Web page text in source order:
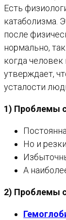
Есть
катаболизма.
после
нормально,
когда
утверждает,
усталости
1) Проблемы
Но и
А
2) Проблемы